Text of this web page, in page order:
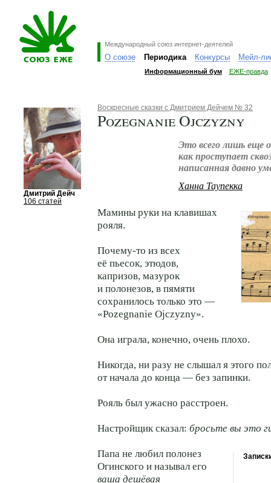
Международный союз интернет-деятелей
О союзе Периодика Конкурсы Мейл-
Информационный бум ЕЖЕ-правда
Дмитрий Дейч
106 статей
Воскресные сказки с Дмитрием Дейчем № 32
Pozegnanie Ojczyzny
Это всего лишь еще
как проступает
написанная давно
Ханна Таупекка
Мамины руки на клавишах
рояля.
Почему-то из всех
её пьесок, этюдов,
капризов, мазурок
и полонезов, в пямяти
сохранилось только это —
«Pozegnanie Ojczyzny».
Она играла, конечно, очень плохо.
Никогда, ни разу не слышал я этого
от начала до конца — без запинки.
Рояль был ужасно расстроен.
Настройщик сказал: бросьте вы это
Папа не любил полонез
Огинского и называл его
ваша дешёвая